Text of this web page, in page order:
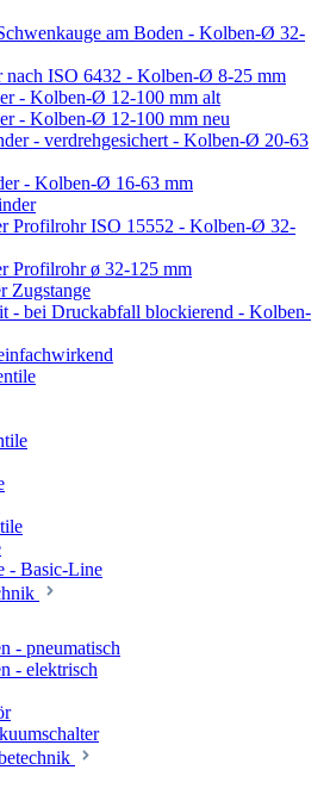
am Boden - Kolben-Ø 32-
nach ISO 6432 - Kolben-Ø 8-25 mm
- Kolben-Ø 12-100 mm alt
- Kolben-Ø 12-100 mm neu
- verdrehgesichert - Kolben-Ø 20-63
- Kolben-Ø 16-63 mm
Profilrohr ISO 15552 - Kolben-Ø 32-
Profilrohr ø 32-125 mm
Zugstange
- bei Druckabfall blockierend - Kolben-
- Basic-Line
- pneumatisch
- elektrisch